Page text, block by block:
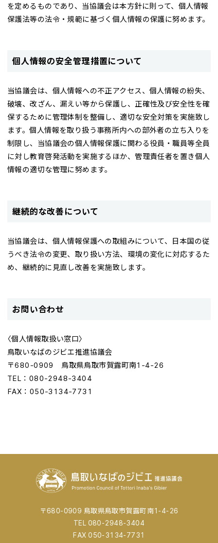
を定めるものであり、当協議会は本方針に則って、個人情報
保護法等の法令・規範に基づく個人情報の保護に努めます。
個人情報の安全管理措置について
当協議会は、個人情報への不正アクセス、個人情報の紛失、
破壊、改ざん、漏えい等から保護し、正確性及び安全性を確
保するために管理体制を整備し、適切な安全対策を実施致し
ます。個人情報を取り扱う事務所内への部外者の立ち入りを
制限し、当協議会の個人情報保護に関わる役員・職員等全員
に対し教育啓発活動を実施するほか、管理責任者を置き個人
情報の適切な管理に努めます。
継続的な改善について
当協議会は、個人情報保護への取組みについて、日本国の従
うべき法令の変更、取り扱い方法、環境の変化に対応するた
め、継続的に見直し改善を実施致します。
お問い合わせ
〈個人情報取扱い窓口〉
鳥取いなばのジビエ推進協議会
〒680-0909 鳥取県鳥取市賀露町南1-4-26
TEL：080-2948-3404
FAX：050-3134-7731
〒680-0909 鳥取県鳥取市賀露町南1-4-26
TEL 080-2948-3404
FAX 050-3134-7731